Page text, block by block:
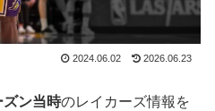
2024.06.02 2026.06.23
ン当時のレイカーズ情報を